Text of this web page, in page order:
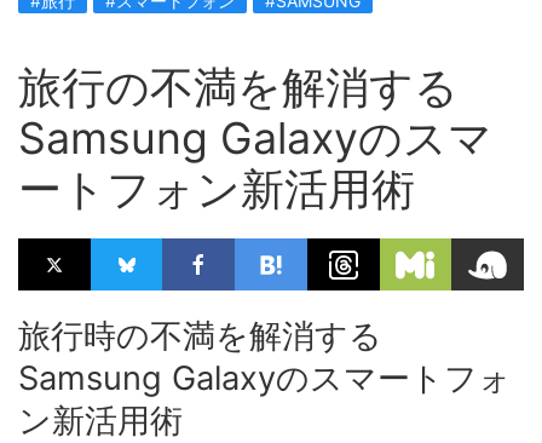
旅行の不満を解消する
Samsung Galaxyのスマ
ートフォン新活用術
旅行時の不満を解消する
Samsung Galaxyのスマートフォ
ン新活用術